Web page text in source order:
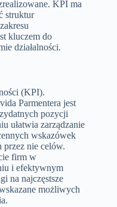
KPI ma
struktur
kluczem do
działalności.
(KPI).
Parmentera jest
pozycji
ułatwia zarządzanie
wskazówek
przez nie celów.
firm w
i efektywnym
na najczęstsze
możliwych